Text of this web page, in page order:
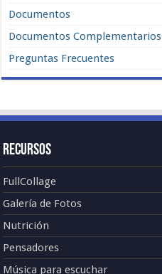
Documentos
Documentos Complementarios
Preguntas Frecuentes
Recursos
FullCollage
Galería de Fotos
Nutrición
Pensadores
Música para escuchar